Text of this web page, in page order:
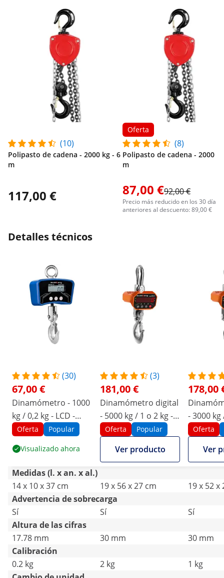
(10)
Polipasto de cadena - 2000 kg - 6
m
117,00 €
Oferta
(8)
Polipasto de cadena - 2000
m
87,00 €92,00 €
Precio más reducido en los 30 días
anteriores al descuento: 89,00 €
Detalles técnicos
(30)
67,00 €
Dinamómetro - 1000
kg / 0,2 kg - LCD -
digital
Oferta Popular
Visualizado ahora
(3)
181,00 €
Dinamómetro digital
- 5000 kg / 1 o 2 kg -
LED - digital - mando
a distancia 10 m
Oferta Popular
Ver producto
178,00
- 3000 kg
- digital
distancia
Oferta
Ver
Medidas (l. x an. x al.)
14 x 10 x 37 cm
19 x 56 x 27 cm
19 x 52 x
Advertencia de sobrecarga
Sí
Sí
Sí
Altura de las cifras
17.78 mm
30 mm
30 mm
Calibración
0.2 kg
2 kg
1 kg